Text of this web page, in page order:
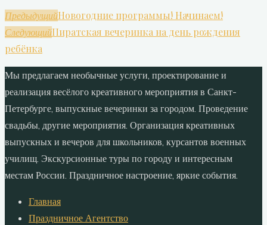
ПредыдущийНовогодние программы! Начинаем!
СледующийПиратская вечеринка на день рождения
ребёнка
Мы предлагаем необычные услуги, проектирование и
реализация весёлого креативного мероприятия в Санкт-
Петербурге, выпускные вечеринки за городом. Проведение
свадьбы, другие мероприятия. Организация креативных
выпускных и вечеров для школьников, курсантов военных
училищ. Экскурсионные туры по городу и интересным
местам России. Праздничное настроение, яркие события.
Главная
Праздничное Агентство